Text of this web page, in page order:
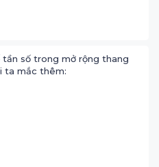
tần số trong mở rộng thang
ta mắc thêm: